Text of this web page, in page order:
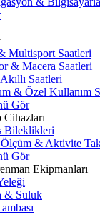
Multisport Saatleri
& Macera Saatleri
Saatleri
& Özel Kullanım
Gör
Bileklikleri
& Aktivite
Gör
Ekipmanları
& Suluk